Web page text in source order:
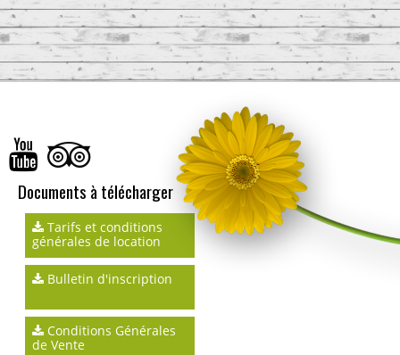
Documents à télécharger
Tarifs et conditions
générales de location
Bulletin d'inscription
Conditions Générales
de Vente